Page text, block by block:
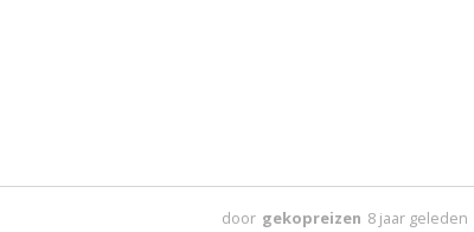
door gekopreizen 8 jaar geleden